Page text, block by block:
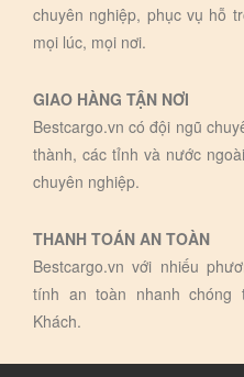
chuyên nghiệp, phục vụ hỗ
mọi lúc, mọi nơi.
GIAO HÀNG TẬN NƠI
Bestcargo.vn có đội ngũ
thành, các tỉnh và nước
chuyên nghiệp.
THANH TOÁN AN TOÀN
Bestcargo.vn với nhiếu
tính an toàn nhanh chóng
Khách.